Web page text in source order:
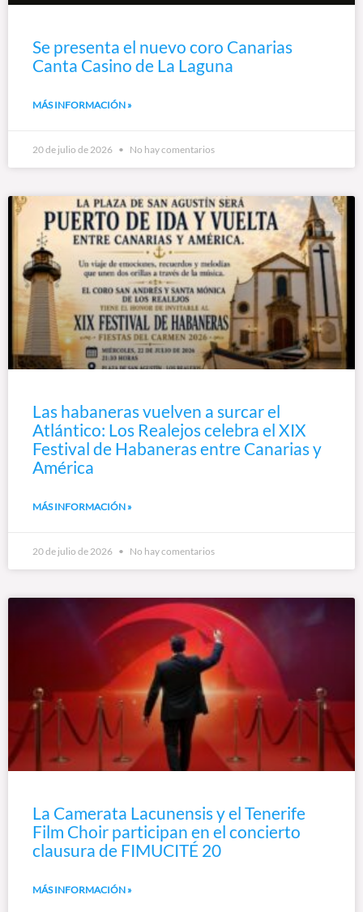
Se presenta el nuevo coro Canarias
Canta Casino de La Laguna
MÁS INFORMACIÓN »
20 de julio de 2026 No hay comentarios
Las habaneras vuelven a surcar el
Atlántico: Los Realejos celebra el XIX
Festival de Habaneras entre Canarias y
América
MÁS INFORMACIÓN »
20 de julio de 2026 No hay comentarios
La Camerata Lacunensis y el Tenerife
Film Choir participan en el concierto
clausura de FIMUCITÉ 20
MÁS INFORMACIÓN »